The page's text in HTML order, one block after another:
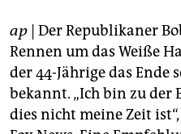
shop
fragen & hilfe
unterstützen
abo
ap | Der Republikaner
Rennen um das Weiße
der 44-Jährige das Ende
bekannt. „Ich bin zu der
dies nicht meine Zeit